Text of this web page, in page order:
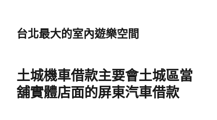
台北最大的室內遊樂空間
土城機車借款主要會土城區當
舖實體店面的屏東汽車借款